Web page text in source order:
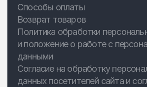
Способы оплаты
Возврат товаров
Политика обработки
и положение о работе с
данными
Согласие на обработку
данных посетителей сайта и